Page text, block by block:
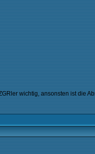
wichtig, ansonsten ist die